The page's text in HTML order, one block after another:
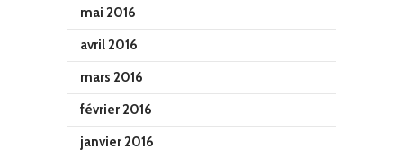
mai 2016
avril 2016
mars 2016
février 2016
janvier 2016